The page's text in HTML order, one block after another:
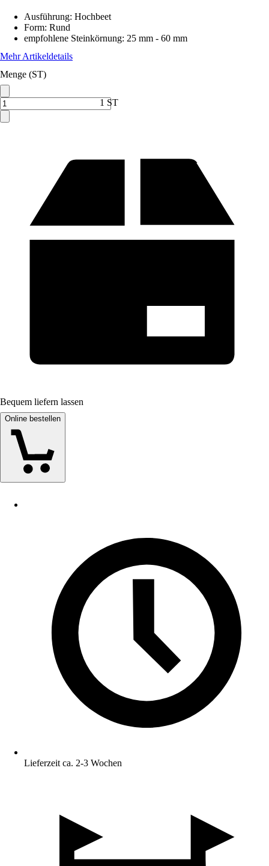
Ausführung: Hochbeet
Form: Rund
empfohlene Steinkörnung: 25 mm - 60 mm
Mehr Artikeldetails
Menge (ST)
1 ST
Bequem liefern lassen
Online bestellen
Lieferzeit ca. 2-3 Wochen